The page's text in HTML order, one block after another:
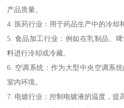
产品质量。
4. 医药行业：用于药品生产中的冷却
5. 食品加工行业：例如在乳制品、
料进行冷却或冷藏。
6. 空调系统：作为大型中央空调系
室内环境。
7. 电镀行业：控制电镀液的温度，提